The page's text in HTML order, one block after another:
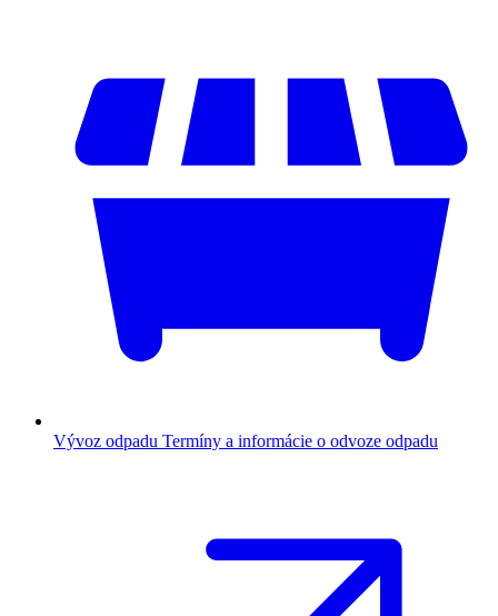
Vývoz odpadu Termíny a informácie o odvoze odpadu